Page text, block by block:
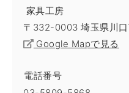
家具工房
〒332-0003 埼玉県川
Google Mapで見る
電話番号